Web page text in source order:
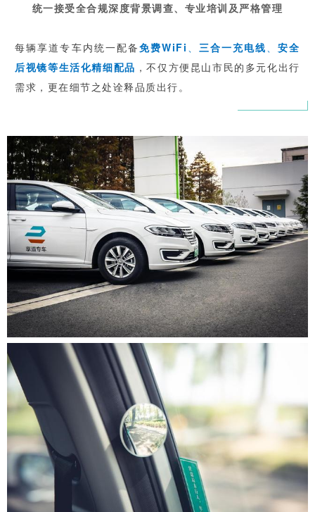
统一接受全合规深度背景调查、专业培训及严格管理
每辆享道专车内统一配备免费WiFi 、 三合一充电线、安全
后视镜等生活化精细配品 ，不仅方便昆山市民的多元化出行
需求，更在细节之处诠释品质出行。